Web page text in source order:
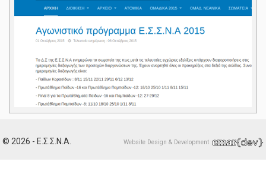
© 2026 - Ε.Σ.Σ.Ν.Α. Website Design & Development